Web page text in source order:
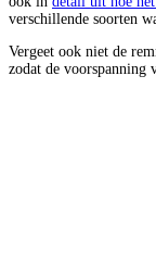
verschillende soorten
Vergeet ook niet de
zodat de voorspanning